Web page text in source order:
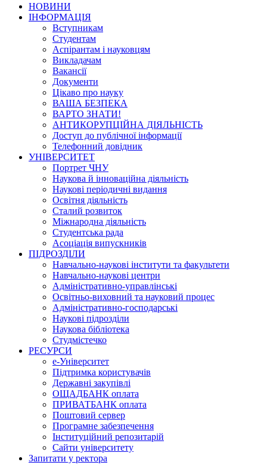
НОВИНИ
ІНФОРМАЦІЯ
Вступникам
Студентам
Аспірантам і науковцям
Викладачам
Вакансії
Документи
Цікаво про науку
ВАША БЕЗПЕКА
ВАРТО ЗНАТИ!
АНТИКОРУПЦІЙНА ДІЯЛЬНІСТЬ
Доступ до публічної інформації
Телефонний довідник
УНІВЕРСИТЕТ
Портрет ЧНУ
Наукова й інноваційна діяльність
Наукові періодичні видання
Освітня діяльність
Сталий розвиток
Міжнародна діяльність
Студентська рада
Асоціація випускників
ПІДРОЗДІЛИ
Навчально-наукові інститути та факультети
Навчально-наукові центри
Адміністративно-управлінські
Освітньо-виховний та науковий процес
Адміністративно-господарські
Наукові підрозділи
Наукова бібліотека
Студмістечко
РЕСУРСИ
е-Університет
Підтримка користувачів
Державні закупівлі
ОЩАДБАНК оплата
ПРИВАТБАНК оплата
Поштовий сервер
Програмне забезпечення
Інституційний репозитарій
Сайти університету
Запитати у ректора